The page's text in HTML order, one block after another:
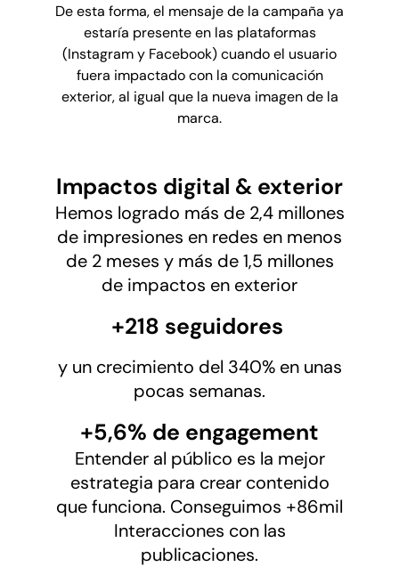
De esta forma, el mensaje de la campaña ya
estaría presente en las plataformas
(Instagram y Facebook) cuando el usuario
fuera impactado con la comunicación
exterior, al igual que la nueva imagen de la
marca.
Impactos digital & exterior
Hemos logrado más de 2,4 millones
de impresiones en redes en menos
de 2 meses y más de 1,5 millones
de impactos en exterior
+218 seguidores
y un crecimiento del 340% en unas
pocas semanas.
+5,6% de engagement
Entender al público es la mejor
estrategia para crear contenido
que funciona. Conseguimos +86mil
Interacciones con las
publicaciones.